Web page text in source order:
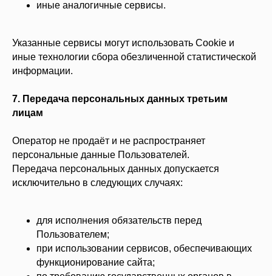
иные аналогичные сервисы.
Указанные сервисы могут использовать Cookie и
иные технологии сбора обезличенной статистической
информации.
7. Передача персональных данных третьим
лицам
Оператор не продаёт и не распространяет
персональные данные Пользователей.
Передача персональных данных допускается
исключительно в следующих случаях:
для исполнения обязательств перед
Пользователем;
при использовании сервисов, обеспечивающих
функционирование сайта;